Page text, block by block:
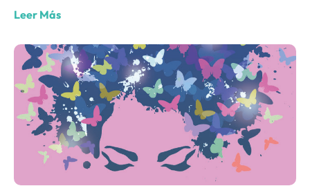
Leer Más